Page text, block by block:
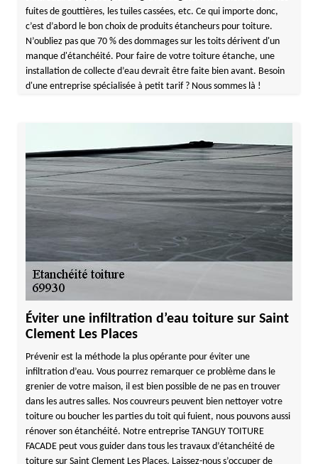
fuites de gouttières, les tuiles cassées, etc. Ce qui importe donc,
c’est d’abord le bon choix de produits étancheurs pour toiture.
N’oubliez pas que 70 % des dommages sur les toits dérivent d'un
manque d'étanchéité. Pour faire de votre toiture étanche, une
installation de collecte d’eau devrait être faite bien avant. Besoin
d'une entreprise spécialisée à petit tarif ? Nous sommes là !
Éviter une infiltration d’eau toiture sur Saint
Clement Les Places
Prévenir est la méthode la plus opérante pour éviter une
infiltration d’eau. Vous pourrez remarquer ce problème dans le
grenier de votre maison, il est bien possible de ne pas en trouver
dans les autres salles. Nos couvreurs peuvent bien nettoyer votre
toiture ou boucher les parties du toit qui fuient, nous pouvons aussi
rénover son étanchéité. Notre entreprise TANGUY TOITURE
FACADE peut vous guider dans tous les travaux d’étanchéité de
toiture sur Saint Clement Les Places. Laissez-nous s’occuper de